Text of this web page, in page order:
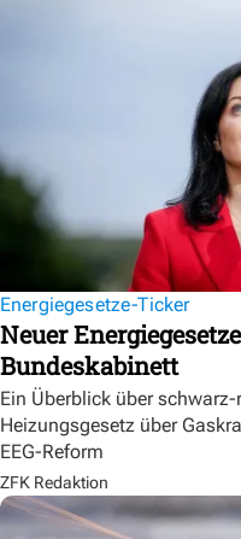
Energiegesetze-Ticker
Neuer
Bundeskabinett
Ein Überblick über
Heizungsgesetz über
EEG-Reform
ZFK Redaktion